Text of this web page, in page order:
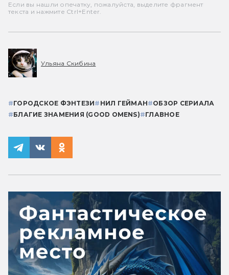
Если вы нашли опечатку, пожалуйста, выделите фрагмент
текста и нажмите Ctrl+Enter.
Ульяна Скибина
#ГОРОДСКОЕ ФЭНТЕЗИ# НИЛ ГЕЙМАН#ОБЗОР СЕРИАЛА
#БЛАГИЕ ЗНАМЕНИЯ (GOOD OMENS)#ГЛАВНОЕ